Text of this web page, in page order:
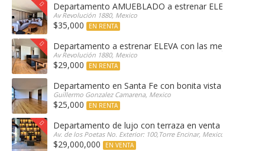
Departamento AMUEBLADO a estrenar ELEVA con
Av Revolución 1880, Mexico
$35,000 EN RENTA
Departamento a estrenar ELEVA con las mejores
Av Revolución 1880, Mexico
$29,000 EN RENTA
Departamento en Santa Fe con bonita vista arbolada
Guillermo Gonzalez Camarena, Mexico
$25,000 EN RENTA
Departamento de lujo con terraza en venta Encinar en
Av. de los Poetas No. Exterior: 100,Torre Encinar, Mexico
$29,000,000 EN VENTA